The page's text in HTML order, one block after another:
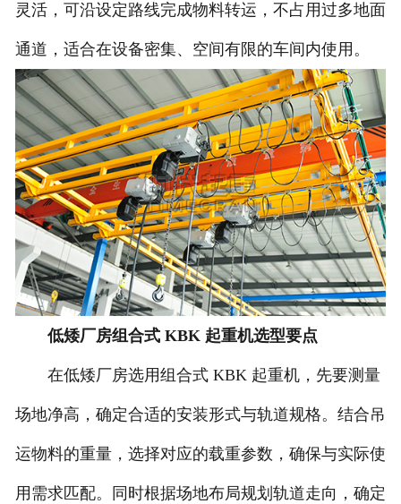
灵活，可沿设定路线完成物料转运，不占用过多地面
通道，适合在设备密集、空间有限的车间内使用。
低矮厂房组合式 KBK 起重机选型要点
在低矮厂房选用组合式 KBK 起重机，先要测量
场地净高，确定合适的安装形式与轨道规格。结合吊
运物料的重量，选择对应的载重参数，确保与实际使
用需求匹配。同时根据场地布局规划轨道走向，确定